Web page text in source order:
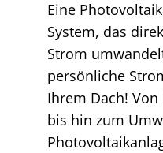
Eine
System, das
Strom
persönliche
Ihrem Dach!
bis hin zum